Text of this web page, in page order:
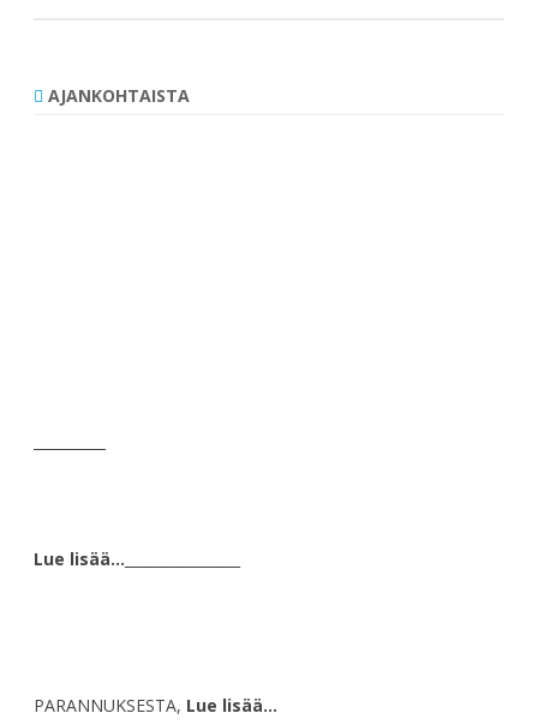
AJANKOHTAISTA
Lue lisää…
PARANNUKSESTA, Lue lisää…